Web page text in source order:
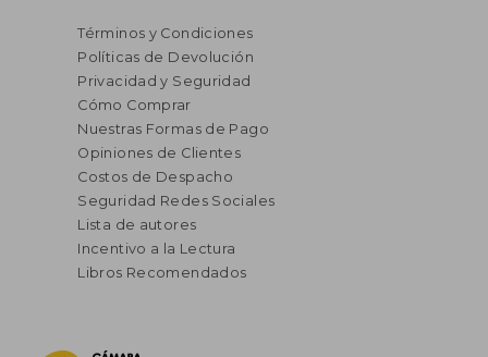
Términos y Condiciones
Políticas de Devolución
Privacidad y Seguridad
Cómo Comprar
Nuestras Formas de Pago
Opiniones de Clientes
Costos de Despacho
Seguridad Redes Sociales
Lista de autores
Incentivo a la Lectura
Libros Recomendados